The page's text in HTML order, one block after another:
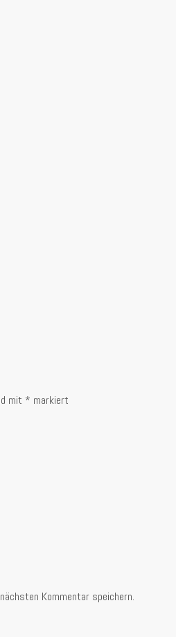
mit * markiert
Kommentar speichern.